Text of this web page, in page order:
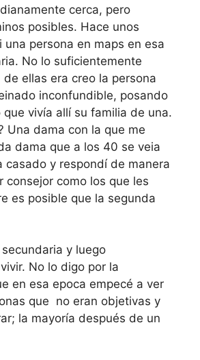
cerca, pero
posibles. Hace unos
persona en maps en esa
No lo suficientemente
ellas era creo la persona
inconfundible, posando
vivía allí su familia de una.
Una dama con la que me
dama que a los 40 se veia
casado y respondí de manera
como los que les
es posible que la segunda
y luego
No lo digo por la
en esa epoca empecé a ver
que no eran objetivas y
la mayoría después de un